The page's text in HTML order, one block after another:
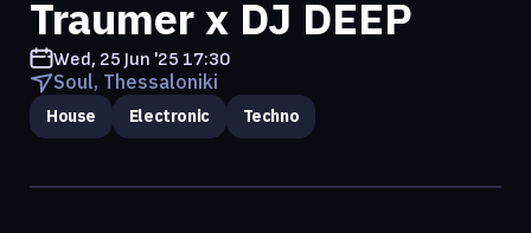
Traumer x DJ DEEP
Wed, 25 Jun '25 17:30
Soul, Thessaloniki
House Electronic Techno